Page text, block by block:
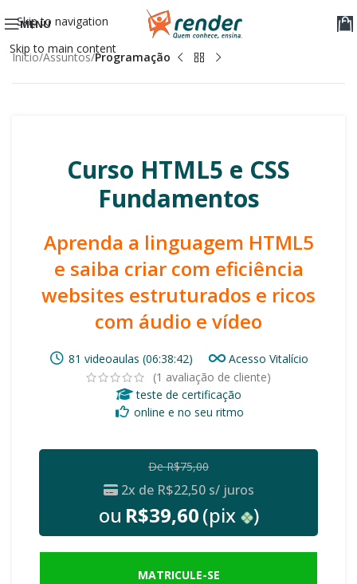
Skip to navigation
Skip to main content
MENU
Início Assuntos Programação
Curso HTML5 e CSS
Fundamentos
Aprenda a linguagem HTML5
e saiba criar com eficiência
websites estruturados e ricos
com áudio e vídeo
81 videoaulas (06:38:42)
Acesso Vitalício
(1 avaliação de cliente)
teste de certificação
online e no seu ritmo
DeR$75,00
2x de R$22,50 s/ juros
ou R$39,60(pix )
MATRICULE-SE